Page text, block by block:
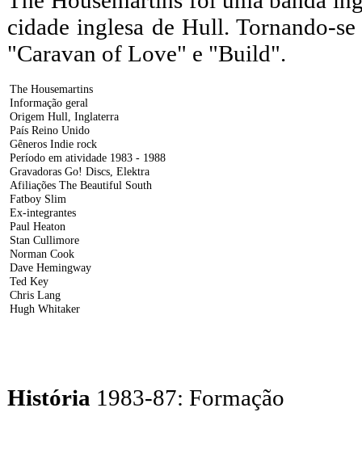
cidade inglesa de Hull. Tornando-
"Caravan of Love" e "Build".
The Housemartins
Informação geral
Origem Hull, Inglaterra
País Reino Unido
Gêneros Indie rock
Período em atividade 1983 - 1988
Gravadoras Go! Discs, Elektra
Afiliações The Beautiful South
Fatboy Slim
Ex-integrantes
Paul Heaton
Stan Cullimore
Norman Cook
Dave Hemingway
Ted Key
Chris Lang
Hugh Whitaker
História 1983-87: Formação